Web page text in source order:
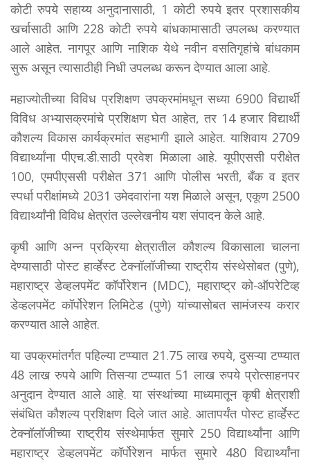
कोटी रुपये सहाय्य अनुदानासाठी, 1 कोटी रुपये इतर प्रशासकीय
खर्चासाठी आणि 228 कोटी रुपये बांधकामासाठी उपलब्ध करण्यात
आले आहेत. नागपूर आणि नाशिक येथे नवीन वसतिगृहांचे बांधकाम
सुरू असून त्यासाठीही निधी उपलब्ध करून देण्यात आला आहे.
महाज्योतीच्या विविध प्रशिक्षण उपक्रमांमधून सध्या 6900 विद्यार्थी
विविध अभ्यासक्रमांचे प्रशिक्षण घेत आहेत, तर 14 हजार विद्यार्थी
कौशल्य विकास कार्यक्रमांत सहभागी झाले आहेत. याशिवाय 2709
विद्यार्थ्यांना पीएच.डी.साठी प्रवेश मिळाला आहे. यूपीएससी परीक्षेत
100, एमपीएससी परीक्षेत 371 आणि पोलीस भरती, बँक व इतर
स्पर्धा परीक्षांमध्ये 2031 उमेदवारांना यश मिळाले असून, एकूण 2500
विद्यार्थ्यांनी विविध क्षेत्रांत उल्लेखनीय यश संपादन केले आहे.
कृषी आणि अन्न प्रक्रिया क्षेत्रातील कौशल्य विकासाला चालना
देण्यासाठी पोस्ट हार्व्हेस्ट टेक्नॉलॉजीच्या राष्ट्रीय संस्थेसोबत (पुणे),
महाराष्ट्र डेव्हलपमेंट कॉर्पोरेशन (MDC), महाराष्ट्र को-ऑपरेटिव्ह
डेव्हलपमेंट कॉर्पोरेशन लिमिटेड (पुणे) यांच्यासोबत सामंजस्य करार
करण्यात आले आहेत.
या उपक्रमांतर्गत पहिल्या टप्प्यात 21.75 लाख रुपये, दुसऱ्या टप्प्यात
48 लाख रुपये आणि तिसऱ्या टप्प्यात 51 लाख रुपये प्रोत्साहनपर
अनुदान देण्यात आले आहे. या संस्थांच्या माध्यमातून कृषी क्षेत्राशी
संबंधित कौशल्य प्रशिक्षण दिले जात आहे. आतापर्यंत पोस्ट हार्व्हेस्ट
टेक्नॉलॉजीच्या राष्ट्रीय संस्थेमार्फत सुमारे 250 विद्यार्थ्यांना आणि
महाराष्ट्र डेव्हलपमेंट कॉर्पोरेशन मार्फत सुमारे 480 विद्यार्थ्यांना